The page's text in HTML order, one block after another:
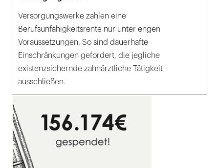
Versorgungswerke zahlen eine
Berufsunfähigkeitsrente nur unter engen
Voraussetzungen. So sind dauerhafte
Einschränkungen gefordert, die jegliche
existenzsichernde zahnärztliche Tätigkeit
ausschließen.